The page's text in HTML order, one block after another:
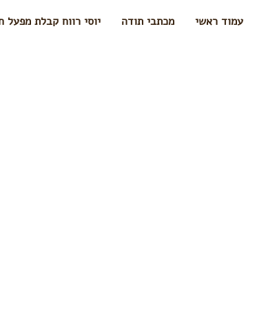
עמוד ראשי מכתבי תודה יוסי רווח קבלת מפעל